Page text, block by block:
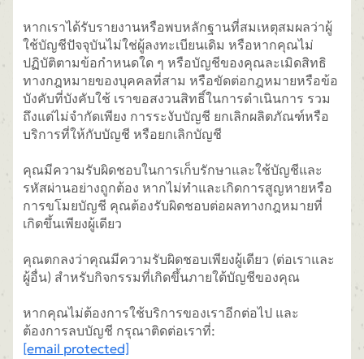
หากเราได้รับรายงานหรือพบหลักฐานที่สมเหตุสมผลว่าผู้
ใช้บัญชีปัจจุบันไม่ใช่ผู้ลงทะเบียนเดิม หรือหากคุณไม่
ปฏิบัติตามข้อกำหนดใด ๆ หรือบัญชีของคุณละเมิดสิทธิ
ทางกฎหมายของบุคคลที่สาม หรือขัดต่อกฎหมายหรือข้อ
บังคับที่บังคับใช้ เราขอสงวนสิทธิ์ในการดำเนินการ รวม
ถึงแต่ไม่จำกัดเพียง การระงับบัญชี ยกเลิกผลิตภัณฑ์หรือ
บริการที่ให้กับบัญชี หรือยกเลิกบัญชี
คุณมีความรับผิดชอบในการเก็บรักษาและใช้บัญชีและ
รหัสผ่านอย่างถูกต้อง หากไม่ทำและเกิดการสูญหายหรือ
การขโมยบัญชี คุณต้องรับผิดชอบต่อผลทางกฎหมายที่
เกิดขึ้นเพียงผู้เดียว
คุณตกลงว่าคุณมีความรับผิดชอบเพียงผู้เดียว (ต่อเราและ
ผู้อื่น) สำหรับกิจกรรมที่เกิดขึ้นภายใต้บัญชีของคุณ
หากคุณไม่ต้องการใช้บริการของเราอีกต่อไป และ
ต้องการลบบัญชี กรุณาติดต่อเราที่:
[email protected]